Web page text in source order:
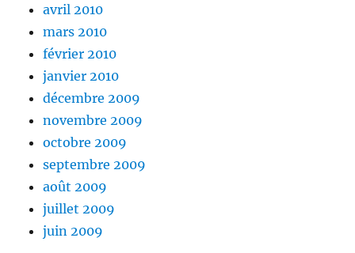
avril 2010
mars 2010
février 2010
janvier 2010
décembre 2009
novembre 2009
octobre 2009
septembre 2009
août 2009
juillet 2009
juin 2009